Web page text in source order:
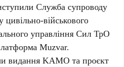
Служба супроводу
цивільно-військового
управління Сил ТрО
Muzvar.
виданняKAMO та проєкт